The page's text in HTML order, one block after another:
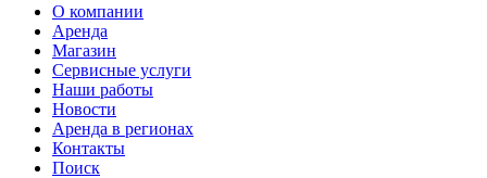
О компании
Аренда
Магазин
Сервисные услуги
Наши работы
Новости
Аренда в регионах
Контакты
Поиск